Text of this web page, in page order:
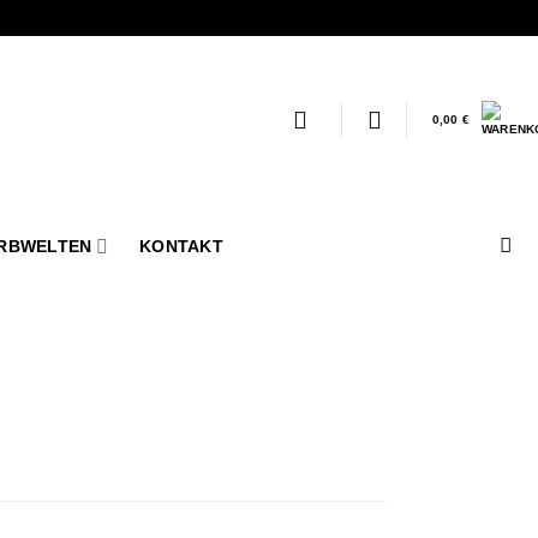
0,00 €
KONTAKT